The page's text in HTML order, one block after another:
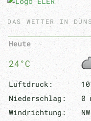
DAS WETTER IN
Heute
24°C
Luftdruck:
Niederschlag:
0
Windrichtung:
NW